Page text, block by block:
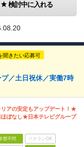
検討中に入れる
聞きたい応募可
／土日祝休／実働7時
リアの安定もアップデート！★
ぼなし★日本テレビグループ
歴不問 ベテランOK